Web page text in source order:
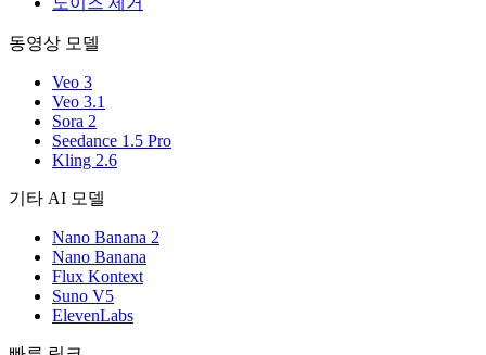
동영상 모델
Veo 3
Veo 3.1
Sora 2
Seedance 1.5 Pro
Kling 2.6
기타 AI 모델
Nano Banana 2
Nano Banana
Flux Kontext
Suno V5
ElevenLabs